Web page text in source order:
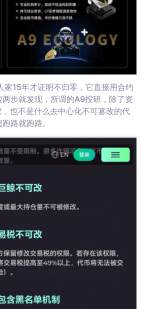
15年才证明不归零，它直接用合约
步就发现，所谓的A9投研，除了资
也不是什么去中心化不可篡改的代
路就跑路。